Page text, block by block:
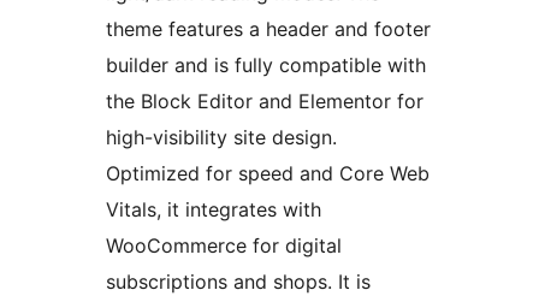
theme features a header and footer
builder and is fully compatible with
the Block Editor and Elementor for
high-visibility site design.
Optimized for speed and Core Web
Vitals, it integrates with
WooCommerce for digital
subscriptions and shops. It is